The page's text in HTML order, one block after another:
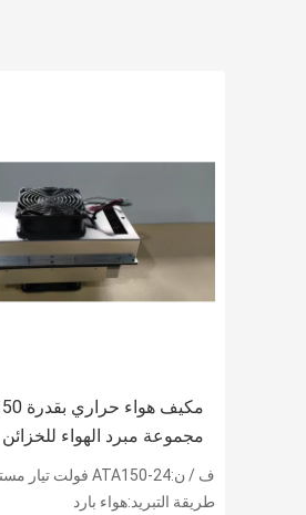
مجموعة مبرد الهواء للخزائن
الإلكترونية والغرف البيئية
الخارجية
ف / ن:ATA150-24 فولت تيار مستمر
طريقة التبريد:هواء بارد